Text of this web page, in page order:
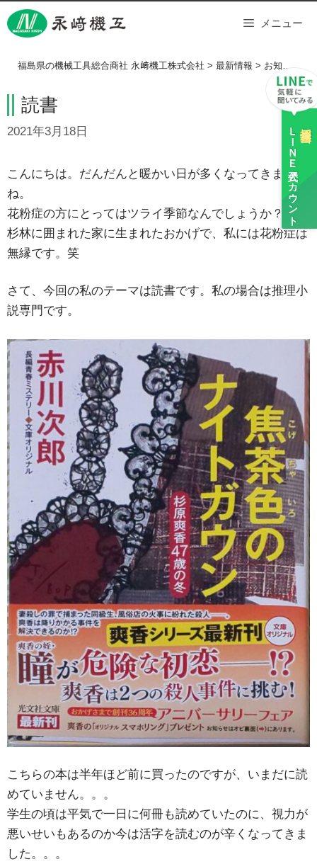
Skip
to
ＬＩＮＥ
公式アカウント
メニュー
福島県の機械工具総合商社 永﨑機工株式会社 > 最新情報 > お知らせ >
読書
2021年3月18日
こんにちは。だんだんと暖かい日が多くなってきました
ね。
花粉症の方にとってはツライ季節なんでしょうか？
杉林に囲まれた家に生まれたおかげで、私には花粉症は
無縁です。笑
さて、今回の私のテーマは読書です。私の場合は推理小
説専門です。
こちらの本は半年ほど前に買ったのですが、いまだに読
めていません。。。
学生の頃は平気で一日に何冊も読めていたのに、視力が
悪いせいもあるのか今は活字を読むのが辛くなってきま
した。。。